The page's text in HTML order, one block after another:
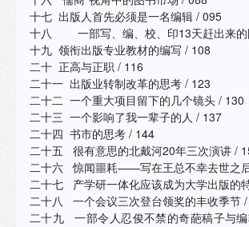
十七 出版人首先必须是一名编辑 / 095
十八 一部写、编、校、印13天赶出来的
十九 领衔出版专业教材的编写 / 108
二十 正高与正职 / 116
二十一 出版业转制改革的思考 / 123
二十二 一个重大项目留下的几个镜头 / 130
二十三 一个影响了我一辈子的人 / 137
二十四 书市的思考 / 144
二十五 很有意思的北戴河20年三次演讲 /
二十六 惊闻噩耗——写在王总不幸去世之
二十七 产学研一体化应该成为大学出版的
二十八 一个会议三次登台领奖的丰收季节 /
二十九 一部令人忍俊不禁的奇葩稿子与